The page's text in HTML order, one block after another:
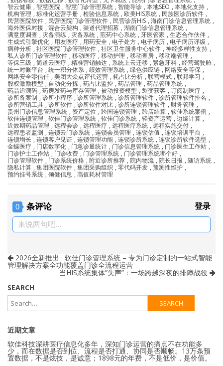
智云健康 , 智慧医院 , 智慧门诊管理系统 , 智能导诊 , 本地SEO , 本地化支持 ,
机构管理 , 标准化运营手册 , 检验信息系统 , 欧美HIS系统 , 民族医诊所软件 ,
民营医院软件 , 民营医院门诊管理软件 , 民营诊所HIS , 海南门诊信息管理系统 ,
海外医保对接 , 混合云架构 , 渠道代理招募 , 湖南门诊信息管理系统 ,
满意度调查 , 灾备演练 , 灾备系统 , 煎药中心系统 , 牙医管家 , 生态合作伙伴 ,
生成式引擎优化 , 用友医疗 , 用药安全 , 电子处方 , 电子病历 , 电子病历评级 ,
病种分析 , 社区医院门诊管理软件 , 社区卫生服务中心软件 , 神经多样性支持 ,
私人诊所门诊管理软件 , 移动医疗 , 移动护理 , 移动查房 , 移动端管理 ,
等保三级 , 简道云医疗 , 精准营销触达 , 系统上云迁移 , 紧急牙科 , 经营驾驶舱 ,
统一对账平台 , 统一积分体系 , 绩效管理系统 , 绿色供应链 , 网络安全等保 ,
网络安全零信任 , 美团大众点评代运营 , 耗占比分析 , 联营模式 , 联邦学习 ,
股权激励模型 , 自动化分拣 , 药占比监控 , 药品管理 , 药品管理系统 ,
药品追溯码 , 药房发药与库存管理 , 被动投资模型 , 裂变获客 , 订阅制医疗 ,
诊所备案制 , 诊所小程序 , 诊所管理系统 , 诊所管理软件 , 诊所管理软件排名 ,
诊所营销工具 , 诊所软件 , 诊所软件对比 , 诊所连锁管理软件 , 财务管理 ,
贵州门诊信息管理系统 , 资产定位 , 跨国连锁管理 , 跨店结算 , 软佳系统案例 ,
软佳连锁管理 , 软佳门诊管理系统 , 软佳门诊系统 , 轻资产运营 , 边缘计算 ,
近效期药品管理 , 远程会诊 , 远程医疗 , 远程医疗系统 , 远程实施交付 ,
远程患者监测 , 连锁云门诊系统 , 连锁会员管理 , 连锁估值 , 连锁培训平台 ,
连锁增长 , 连锁客户见证 , 连锁管理功能 , 连锁诊所系统 , 连锁诊所软件选型 ,
金蝶医疗 , 门店数字化 , 门急诊量统计 , 门诊信息管理系统 , 门诊医生工作站 ,
门诊护士工作站 , 门诊收费 , 门诊管理系统 , 门诊管理系统哪个好 ,
门诊管理软件 , 门诊系统价格 , 附近诊所推荐 , 院内物流 , 院长日报 , 随访系统 ,
隐私计算 , 集团医院软件 , 集团采购组织 , 零代码开发 , 预测性维护 ,
预约挂号系统 , 领健信息 , 高值耗材管理
0 条评论 登录
来说两句吧...
2026全新推出 · 软佳门诊管理系统 – 专为门诊定制的一站式智能
管理解决方案全功能覆盖门诊全流程运营
当HIS系统集体”失声”：一场跨越深夜的排障战役
SEARCH
近期文章
软佳科技深耕医疗信息化多年，深知门诊运营的痛点不在功能多
少，而在数据是否到位、流程是否打通、协同是否顺畅。13万条预
置数据，不是炫技，是诚意；1898元的年费，不是低价，是价值。